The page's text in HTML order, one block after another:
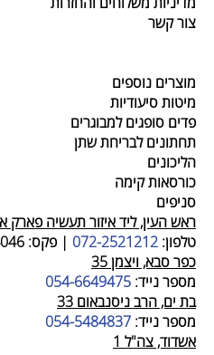
צור קשר
מוצרים נוספים
מיטות סיעודיות
פדים סופגים למבוגרים
תחתונים לבריחת שתן
הליכונים
כורסאות קימה
סניפים
ראש העין, ליד איזור תעשיה פארק
טלפון: 072-2521212
|פקס:
כפר סבא, ויצמן 35
מספר נייד: 054-6649475
בת ים, הרב ניסנבאום 33
מספר נייד: 054-5484837
אשדוד, צה"ל 1